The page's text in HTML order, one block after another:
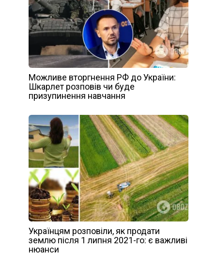
Можливе вторгнення РФ до України:
Шкарлет розповів чи буде
призупинення навчання
Українцям розповіли, як продати
землю після 1 липня 2021-го: є важливі
нюанси